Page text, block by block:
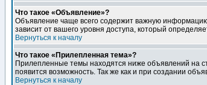
Что такое «Объявление»?
Объявление чаще всего содержит важную
зависит от вашего уровня доступа, который
Вернуться к началу
Что такое «Прилепленная тема»?
Прилепленные темы находятся ниже объявлений на
появится возможность. Так же как и при создании
Вернуться к началу